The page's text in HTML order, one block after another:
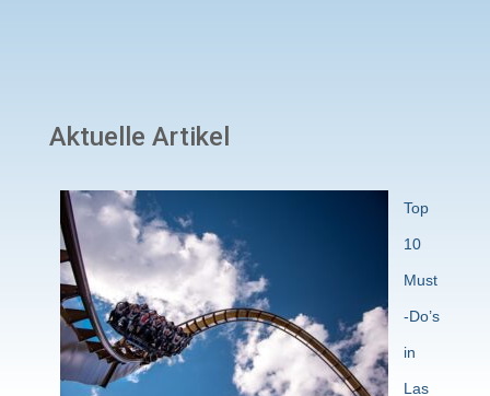
Aktuelle Artikel
Top
10
Must
-Do’s
in
Las